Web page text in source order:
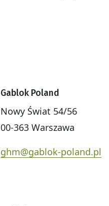
Gablok Poland
Nowy Świat 54/56
00-363 Warszawa
ghm@gablok-poland.pl